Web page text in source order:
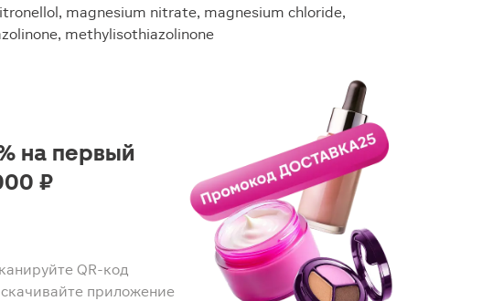
magnesium nitrate, magnesium chloride,
methylisothiazolinone
QR-код
приложение
на первый
₽